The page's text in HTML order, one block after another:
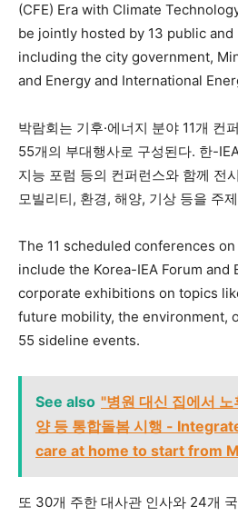
(CFE) Era with Climate
be jointly hosted by 13 public
including the city government,
and Energy and International
박람회는 기후·에너지 분야 11개 컨
55개의 부대행사로 구성된다. 한-
지능 포럼 등의 컨퍼런스와 함께 전
모빌리티, 환경, 해양, 기상 등을 주
The 11 scheduled conferences
include the Korea-IEA Forum and
corporate exhibitions on topics
future mobility, the environment,
55 sideline events.
See also "병원 대신 집에서 노
양 등 통합돌봄 시행 -
care at home to start from
또 30개 주한 대사관 인사와 24개